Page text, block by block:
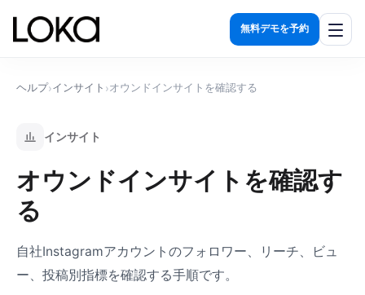
無料デモを予約
機能一覧
活用する
導入効果
ヘルプ›インサイト ›オウンドインサイトを確認する
インサイト
オウンドインサイトを確認す
る
自社Instagramアカウントのフォロワー、リーチ、ビュ
ー、投稿別指標を確認する手順です。